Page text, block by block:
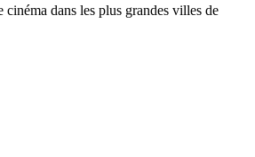
cinéma dans les plus grandes villes de